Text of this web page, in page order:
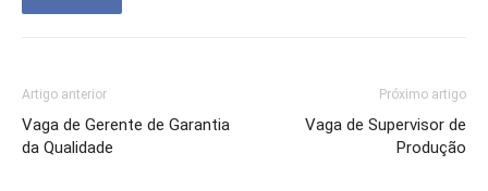
Artigo anterior
Vaga de Gerente de Garantia
da Qualidade
Próximo artigo
Vaga de Supervisor de
Produção